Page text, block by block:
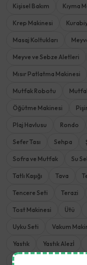
Kişisel Bakım Kıyma
Krep Makinesi
Masaj Koltukları
Meyve ve Sebze Aletleri
Mısır Patlatma Makinesi
Mutfak Robotu
Öğütme Makinesi
Plaj Havlusu Rondo
Sefer Tası Sehpa
Sofra ve Mutfak Su
Tatlı Kaşığı Tava
Tencere Seti Terazi
Tost Makinesi Ütü
Uyku Seti Vakum
Yastık Yastık Alezİ
Yemek Çatalı